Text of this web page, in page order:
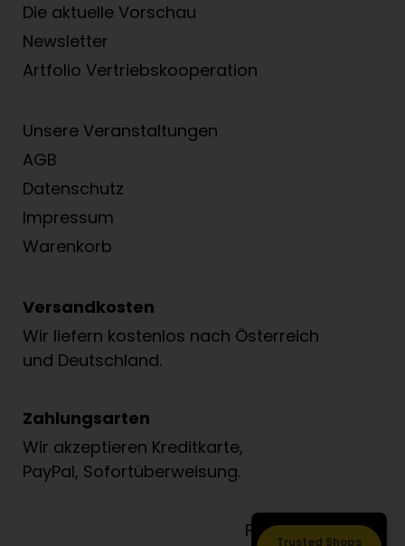
Die aktuelle Vorschau
Newsletter
Artfolio Vertriebs­kooperation
Unsere Veranstaltungen
AGB
Datenschutz
Impressum
Warenkorb
Versandkosten
Wir liefern kostenlos nach Österreich
und Deutschland.
Zahlungsarten
Wir akzeptieren Kreditkarte,
PayPal, Sofortüberweisung.
Folge Löwenzahn
Trusted Shops